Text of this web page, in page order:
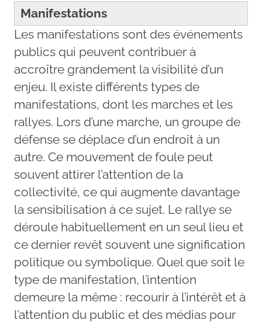
Manifestations
Les manifestations sont des événements
publics qui peuvent contribuer à
accroître grandement la visibilité d’un
enjeu. Il existe différents types de
manifestations, dont les marches et les
rallyes. Lors d’une marche, un groupe de
défense se déplace d’un endroit à un
autre. Ce mouvement de foule peut
souvent attirer l’attention de la
collectivité, ce qui augmente davantage
la sensibilisation à ce sujet. Le rallye se
déroule habituellement en un seul lieu et
ce dernier revêt souvent une signification
politique ou symbolique. Quel que soit le
type de manifestation, l’intention
demeure la même : recourir à l’intérêt et à
l’attention du public et des médias pour